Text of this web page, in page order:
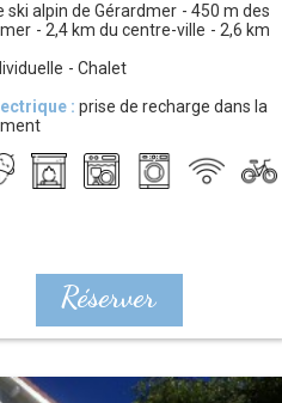
ski alpin de Gérardmer 450 m des
2,4 km du centre-ville
2,6 km
Chalet
: prise de recharge dans la
Réserver